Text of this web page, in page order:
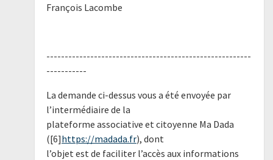
François Lacombe
--------------------------------------------------------
-----------
La demande ci-dessus vous a été envoyée par
l’intermédiaire de la
plateforme associative et citoyenne Ma Dada
([6]https://madada.fr), dont
l’objet est de faciliter l’accès aux informations